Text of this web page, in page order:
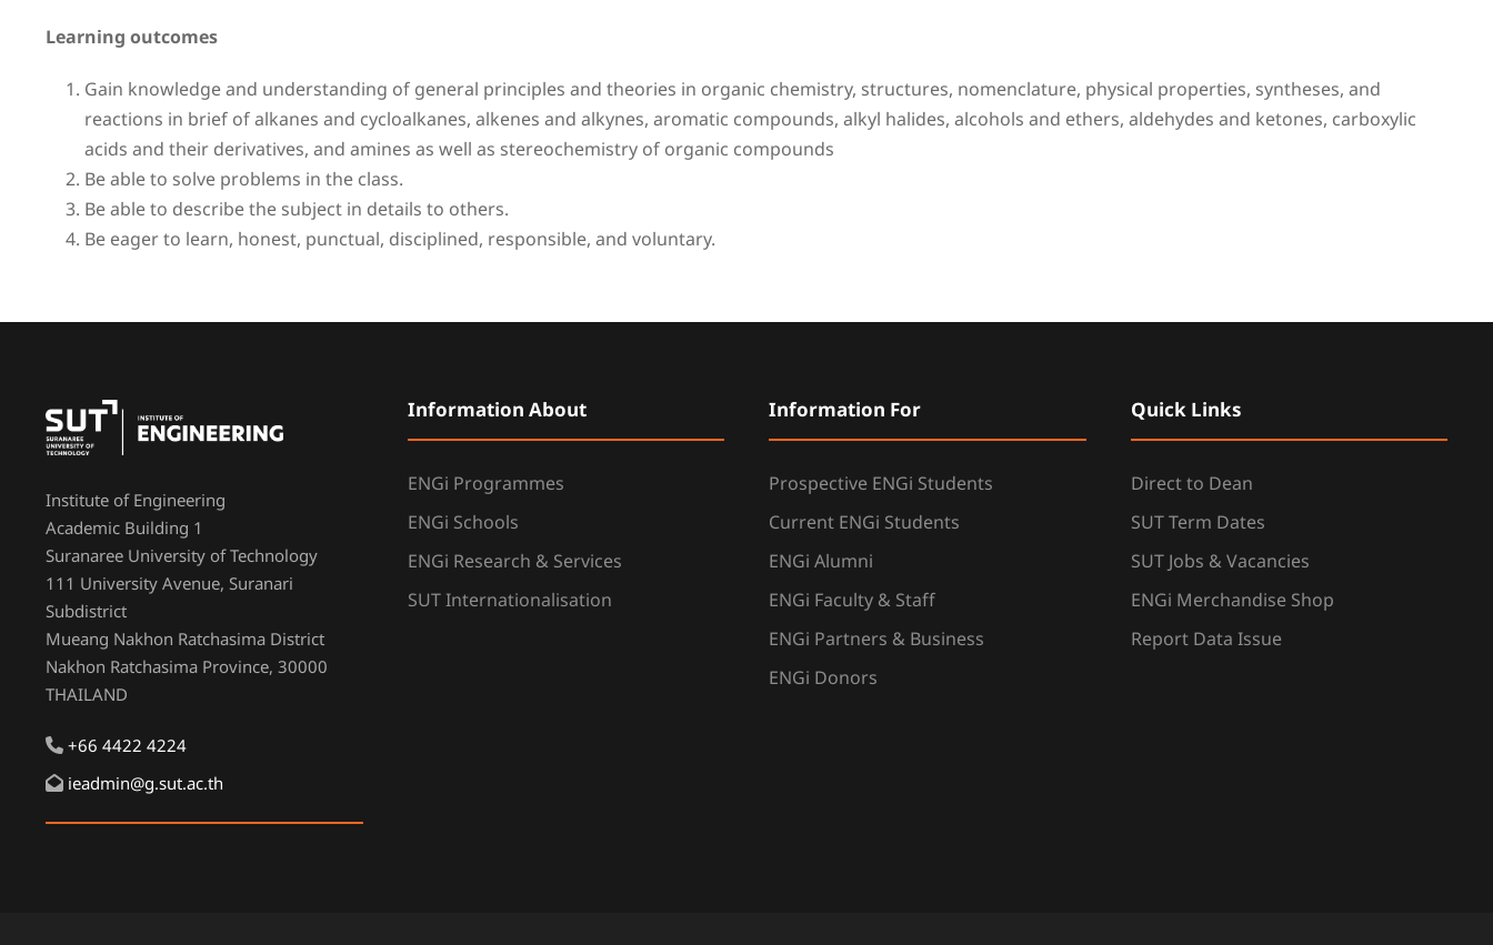
Learning outcomes
Gain knowledge and understanding of general principles and theories in organic chemistry, structures, nomenclature, physical properties, syntheses, and
reactions in brief of alkanes and cycloalkanes, alkenes and alkynes, aromatic compounds, alkyl halides, alcohols and ethers, aldehydes and ketones, carboxylic
acids and their derivatives, and amines as well as stereochemistry of organic compounds
Be able to solve problems in the class.
Be able to describe the subject in details to others.
Be eager to learn, honest, punctual, disciplined, responsible, and voluntary.
Institute of Engineering
Academic Building 1
Suranaree University of Technology
111 University Avenue, Suranari
Subdistrict
Mueang Nakhon Ratchasima District
Nakhon Ratchasima Province, 30000
THAILAND
+66 4422 4224
ieadmin@g.sut.ac.th
Information About
ENGi Programmes
ENGi Schools
ENGi Research & Services
SUT Internationalisation
Information For
Prospective ENGi Students
Current ENGi Students
ENGi Alumni
ENGi Faculty & Staff
ENGi Partners & Business
ENGi Donors
Quick Links
Direct to Dean
SUT Term Dates
SUT Jobs & Vacancies
ENGi Merchandise Shop
Report Data Issue